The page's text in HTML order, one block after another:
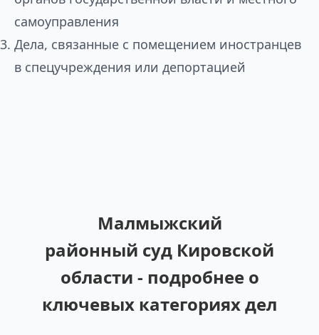
самоуправления
Дела, связанные с помещением иностранцев
в спецучреждения или депортацией
Малмыжский
районный суд Кировской
области - подробнее о
ключевых категориях дел